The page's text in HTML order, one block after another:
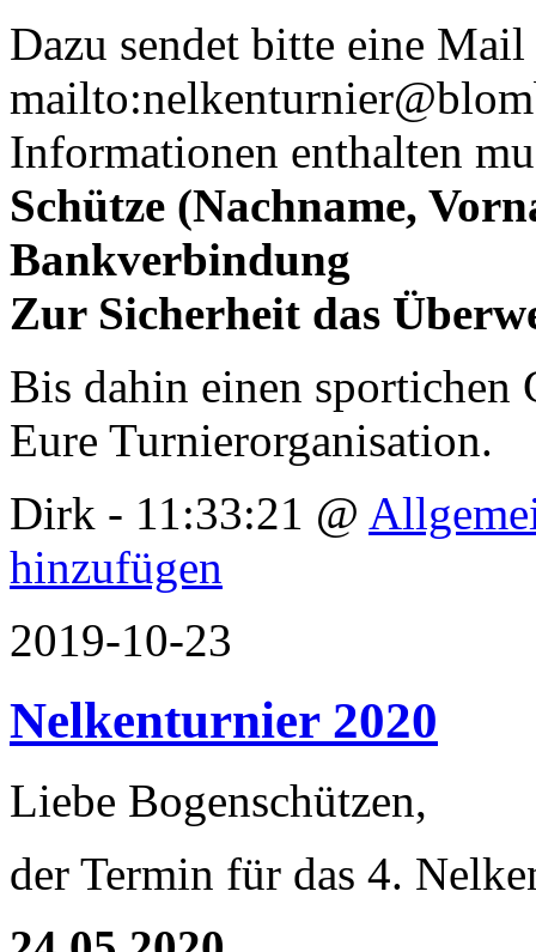
Dazu sendet bitte eine Mail
Informationen enthalten
Schütze (Nachname,
Bankverbindung
Zur Sicherheit das
Bis dahin einen
Eure Turnierorganisation.
Dirk - 11:33:21 @
hinzufügen
2019-10-23
Nelkenturnier 2020
Liebe Bogenschützen,
der Termin für das 4.